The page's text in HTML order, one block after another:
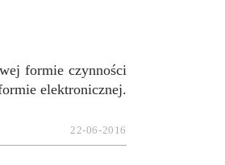
formie czynności
elektronicznej.
22-06-2016